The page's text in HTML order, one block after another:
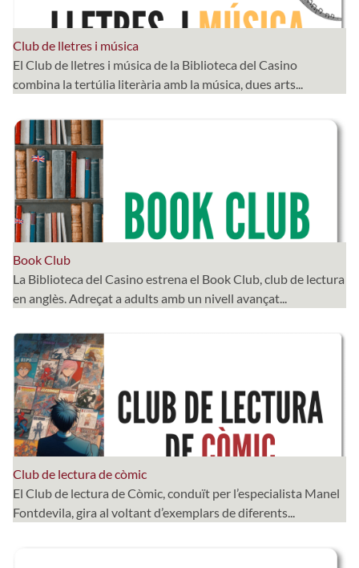
Club de lletres i música
El Club de lletres i música de la Biblioteca del Casino
combina la tertúlia literària amb la música, dues arts...
Book Club
La Biblioteca del Casino estrena el Book Club, club de lectura
en anglès. Adreçat a adults amb un nivell avançat...
Club de lectura de còmic
El Club de lectura de Còmic, conduït per l’especialista Manel
Fontdevila, gira al voltant d’exemplars de diferents...